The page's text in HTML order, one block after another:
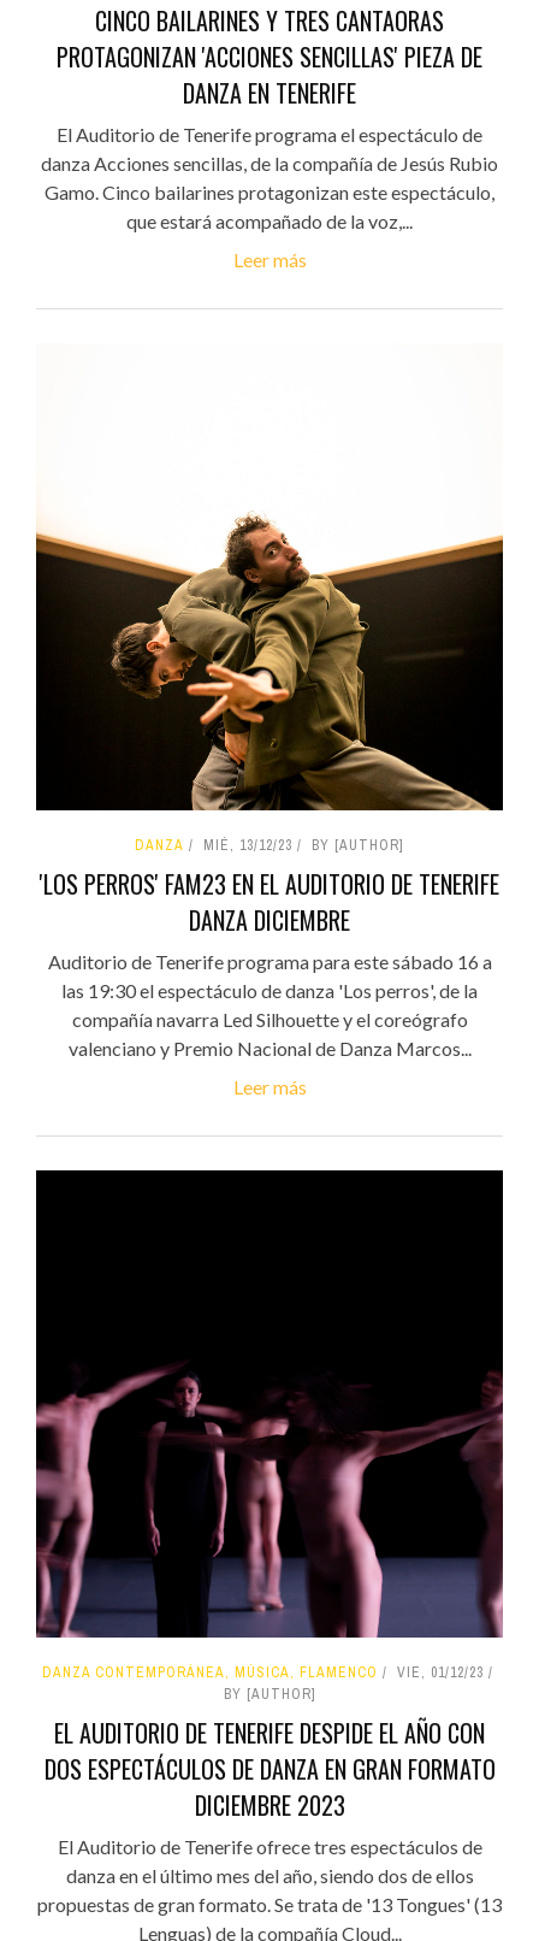
CINCO BAILARINES Y TRES CANTAORAS
PROTAGONIZAN 'ACCIONES SENCILLAS' PIEZA DE
DANZA EN TENERIFE
El Auditorio de Tenerife programa el espectáculo de
danza Acciones sencillas, de la compañía de Jesús Rubio
Gamo. Cinco bailarines protagonizan este espectáculo,
que estará acompañado de la voz,...
Leer más
DANZA MIÉ, 13/12/23 BY [AUTHOR]
'LOS PERROS' FAM23 EN EL AUDITORIO DE TENERIFE
DANZA DICIEMBRE
Auditorio de Tenerife programa para este sábado 16 a
las 19:30 el espectáculo de danza 'Los perros', de la
compañía navarra Led Silhouette y el coreógrafo
valenciano y Premio Nacional de Danza Marcos...
Leer más
DANZA CONTEMPORÁNEA, MÚSICA, FLAMENCO
VIE, 01/12/23
BY [AUTHOR]
EL AUDITORIO DE TENERIFE DESPIDE EL AÑO CON
DOS ESPECTÁCULOS DE DANZA EN GRAN FORMATO
DICIEMBRE 2023
El Auditorio de Tenerife ofrece tres espectáculos de
danza en el último mes del año, siendo dos de ellos
propuestas de gran formato. Se trata de '13 Tongues' (13
Lenguas) de la compañía Cloud...